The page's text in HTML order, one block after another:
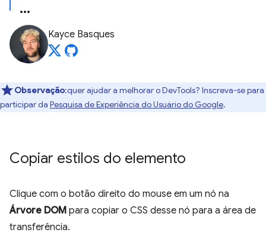
Kayce Basques
Observação:quer ajudar a melhorar o DevTools? Inscreva-se para
participar da Pesquisa de Experiência do Usuário do Google.
Copiar estilos do elemento
Clique com o botão direito do mouse em um nó na
Árvore DOM para copiar o CSS desse nó para a área de
transferência.